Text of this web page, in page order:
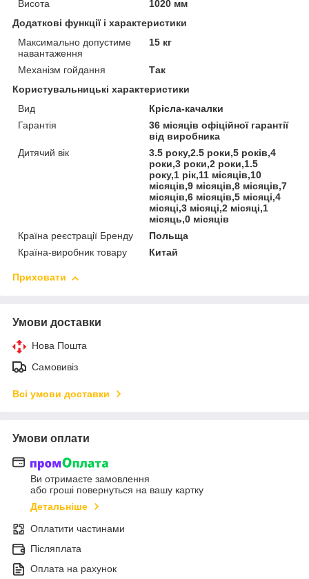
Висота
1020 мм
Додаткові функції і характеристики
Максимально допустиме
навантаження
15 кг
Механізм гойдання
Так
Користувальницькі характеристики
Вид
Крісла-качалки
Гарантія
36 місяців офіційної гарантії
від виробника
Дитячий вік
3.5 року,2.5 роки,5 років,4
роки,3 роки,2 роки,1.5
року,1 рік,11 місяців,10
місяців,9 місяців,8 місяців,7
місяців,6 місяців,5 місяці,4
місяці,3 місяці,2 місяці,1
місяць,0 місяців
Країна реєстрації Бренду
Польща
Країна-виробник товару
Китай
Приховати
Умови доставки
Нова Пошта
Самовивіз
Всі умови доставки
Умови оплати
Ви отримаєте замовлення
або гроші повернуться на вашу картку
Детальніше
Оплатити частинами
Післяплата
Оплата на рахунок